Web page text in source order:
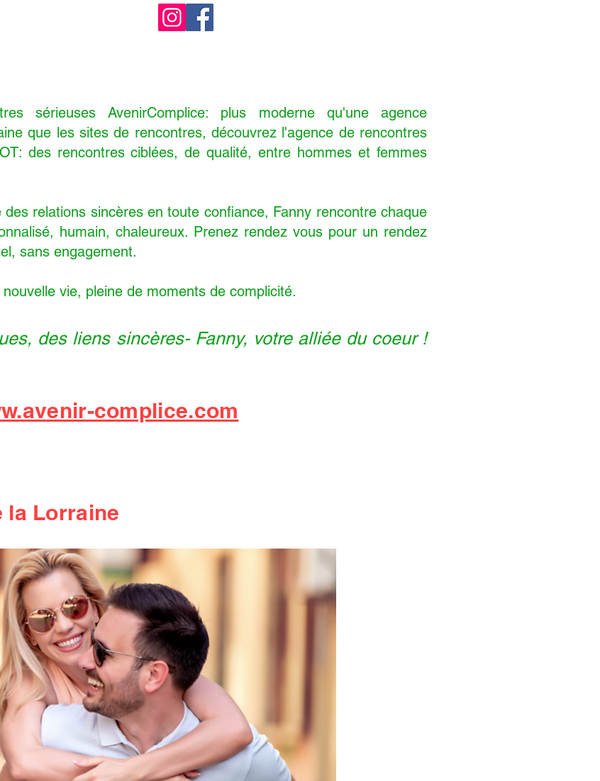
sérieuses AvenirComplice: plus moderne qu'une agence
que les sites de rencontres, découvrez l'agence de rencontres
des rencontres ciblées, de qualité, entre hommes et femmes
relations sincères en toute confiance, Fanny rencontre chaque
humain, chaleureux. Prenez rendez vous pour un rendez
sans engagement.
vie, pleine de moments de complicité.
des liens sincères- Fanny, votre alliée du coeur !
complice.com
la Lorraine